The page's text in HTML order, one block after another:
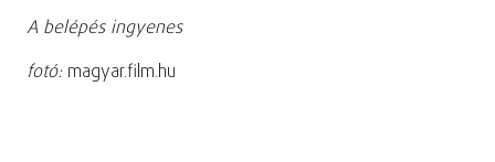
A belépés ingyenes
fotó:magyar.film.hu